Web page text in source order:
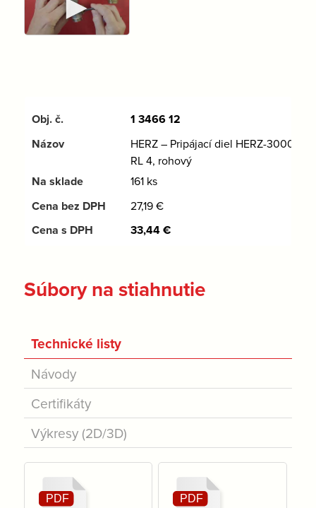
1 3466 12
HERZ – Pripájací diel HERZ-3000-
RL 4, rohový
161 ks
27,19€
33,44€
Súbory na stiahnutie
Technické listy
Návody
Certifikáty
Výkresy (2D/3D)